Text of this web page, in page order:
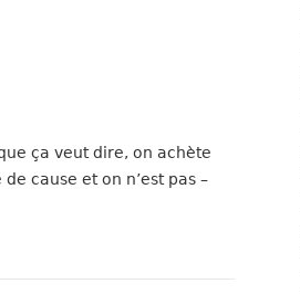
ça veut dire, on achète
cause et on n’est pas –